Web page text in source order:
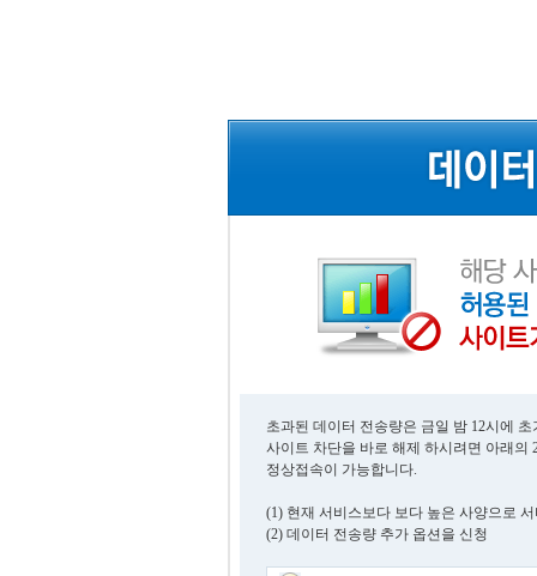
초과된 데이터 전송량은 금일 밤 12시에
사이트 차단을 바로 해제 하시려면 아래의
정상접속이 가능합니다.
(1) 현재 서비스보다 보다 높은 사양으로
(2) 데이터 전송량 추가 옵션을 신청